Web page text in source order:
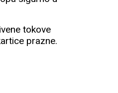
tokove
prazne.